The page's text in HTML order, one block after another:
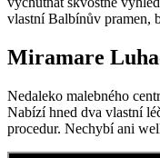
vlastní Balbínův pramen,
Miramare
Nedaleko malebného
Nabízí hned dva vlastní
procedur. Nechybí ani